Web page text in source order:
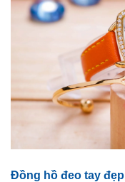
Đồng hồ đeo tay đẹp